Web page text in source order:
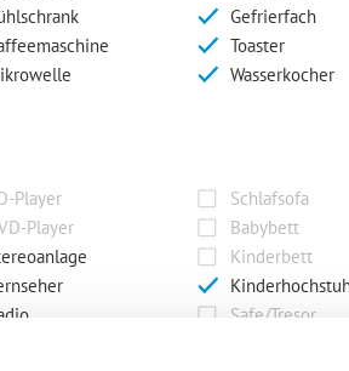
Gefrierfach
Toaster
Wasserkocher
Player
Schlafsofa
Player
Babybett
Kinderbett
Safe/Tresor